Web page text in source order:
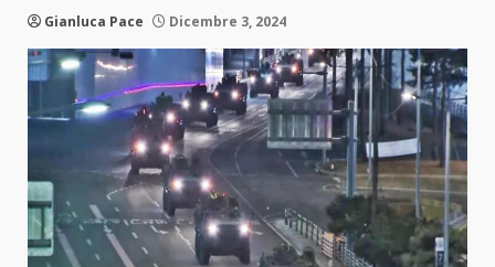
Gianluca Pace Dicembre 3, 2024